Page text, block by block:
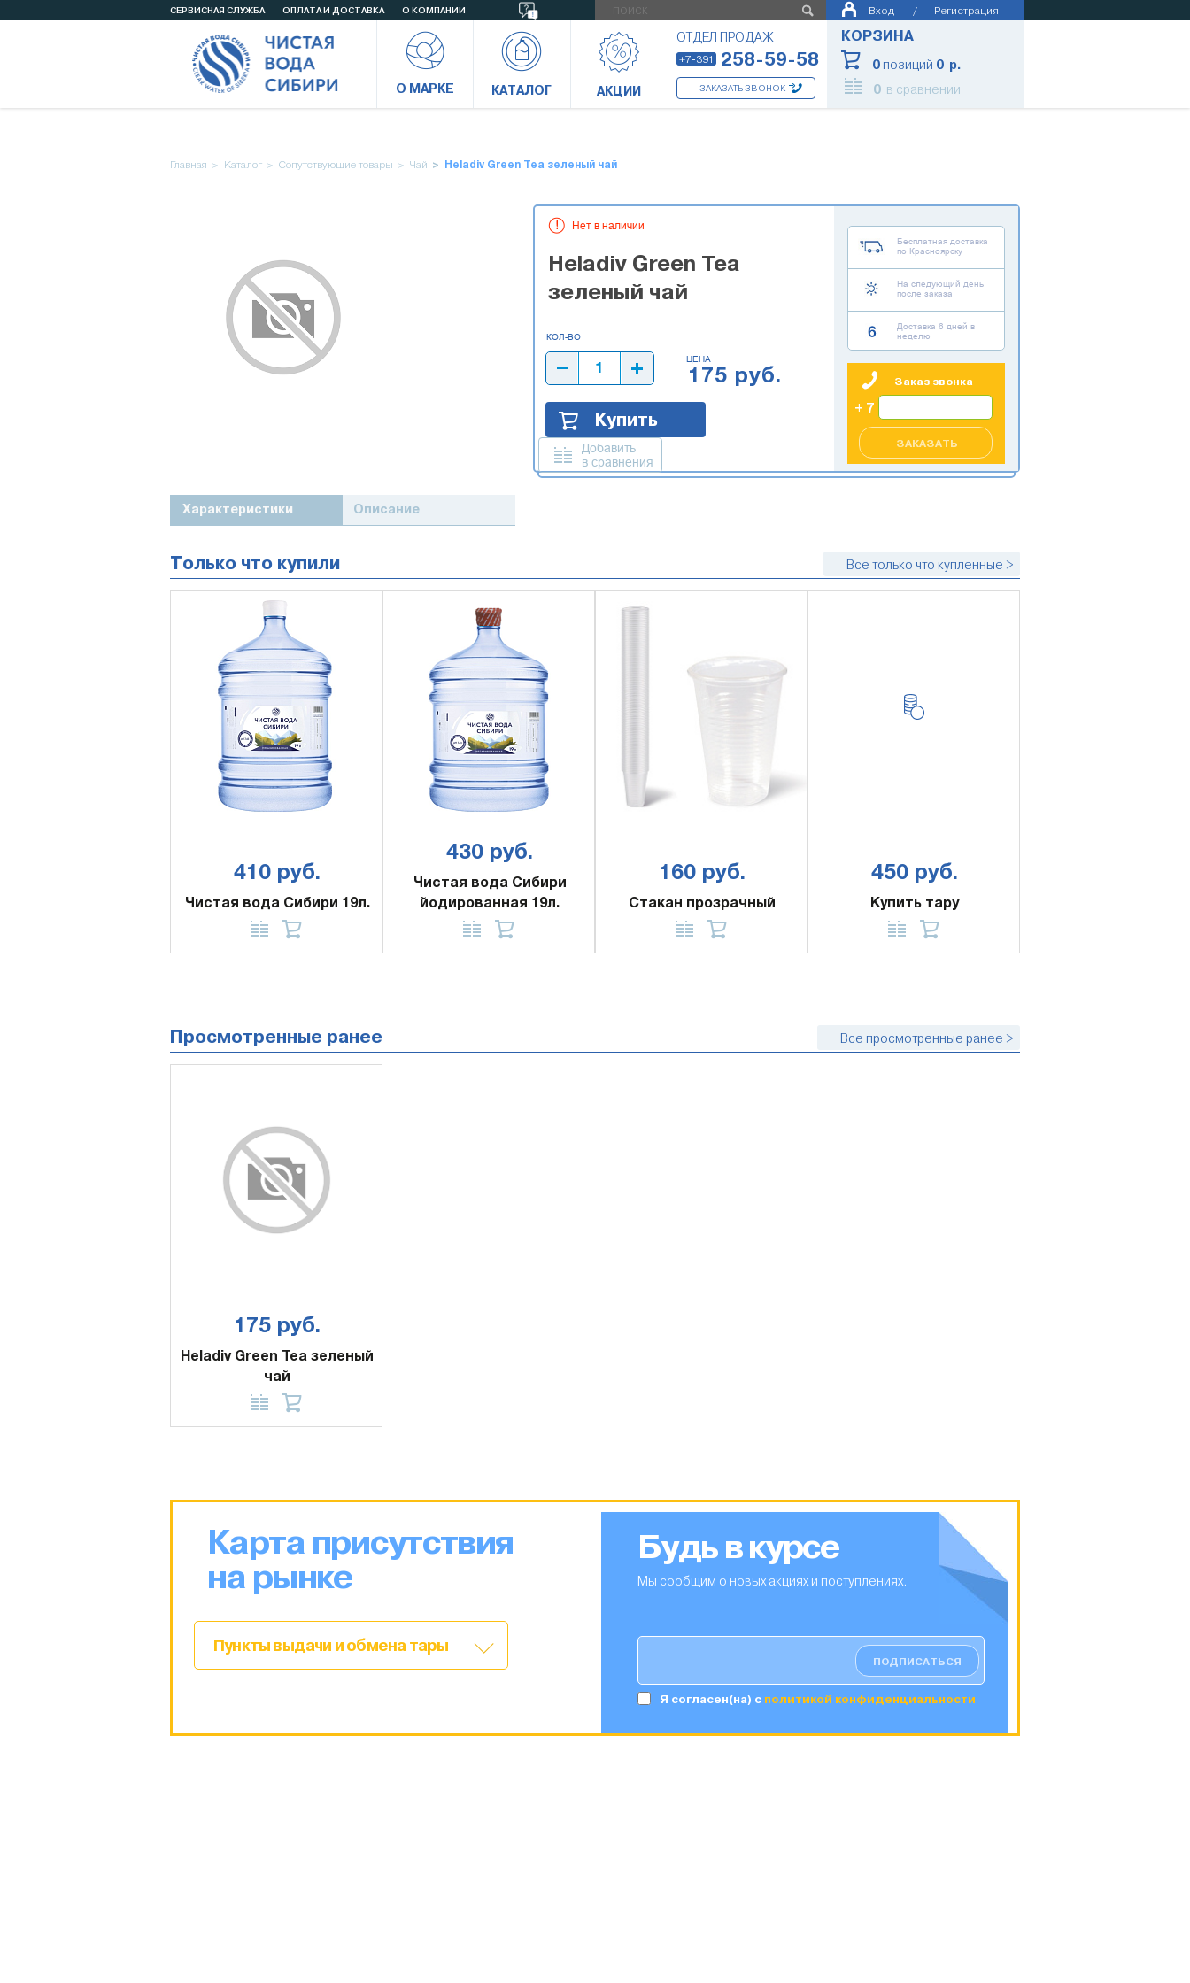
СЕРВИСНАЯ СЛУЖБА ОПЛАТА И ДОСТАВКА О КОМПАНИИ Вход / Регистрация
О МАРКЕ КАТАЛОГ АКЦИИ
ОТДЕЛ ПРОДАЖ
+7-391 258-59-58
ЗАКАЗАТЬ ЗВОНОК
КОРЗИНА
0позиций 0 р.
0в сравнении
Главная Каталог Сопутствующие товары Чай Heladiv Green Tea зеленый чай
Нет в наличии
Heladiv Green Tea
зеленый чай
ЦЕНА
175 руб.
Купить
Добавить
в сравнения
Бесплатная доставка
по Красноярску
На следующий день
после заказа
Доставка 6 дней в
неделю
Заказ звонка
ЗАКАЗАТЬ
Характеристики Описание
Только что купили Все только что купленные >
410 руб.
Чистая вода Сибири 19л.
430 руб.
Чистая вода Сибири
йодированная 19л.
160 руб.
Стакан прозрачный
450 руб.
Купить тару
Просмотренные ранее Все просмотренные ранее >
175 руб.
Heladiv Green Tea зеленый
чай
Карта присутствия
на рынке
Пункты выдачи и обмена тары
Будь в курсе
Мы сообщим о новых акциях и поступлениях.
ПОДПИСАТЬСЯ
Я согласен(на) c политикой конфиденциальности